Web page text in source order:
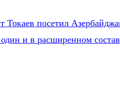
Токаев посетил
и в расширенном